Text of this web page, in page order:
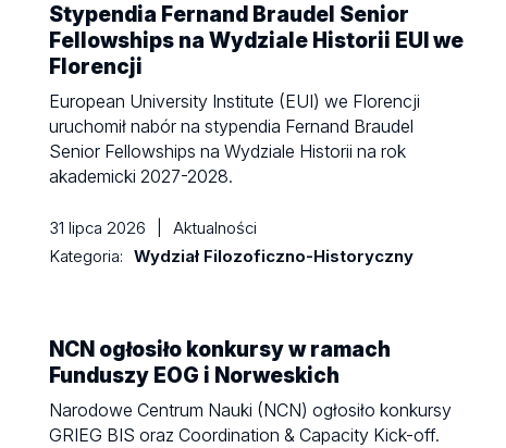
Stypendia Fernand Braudel Senior
Fellowships na Wydziale Historii EUI we
Florencji
European University Institute (EUI) we Florencji
uruchomił nabór na stypendia Fernand Braudel
Senior Fellowships na Wydziale Historii na rok
akademicki 2027-2028.
31 lipca 2026
Aktualności
Kategoria: Wydział Filozoficzno-Historyczny
NCN ogłosiło konkursy w ramach
Funduszy EOG i Norweskich
Narodowe Centrum Nauki (NCN) ogłosiło konkursy
GRIEG BIS oraz Coordination & Capacity Kick-off.